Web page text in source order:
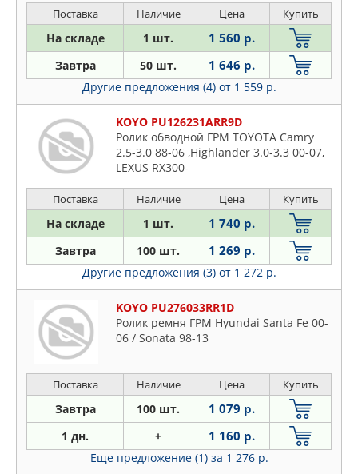
Поставка Наличие Цена Купить
На складе 1 шт. 1 560 р.
Завтра 50 шт. 1 646 р.
Другие предложения (4) от 1 559 р.
KOYO PU126231ARR9D
Ролик обводной ГРМ TOYOTA Camry
2.5-3.0 88-06 ,Highlander 3.0-3.3 00-07,
LEXUS RX300-
Поставка Наличие Цена Купить
На складе 1 шт. 1 740 р.
Завтра 100 шт. 1 269 р.
Другие предложения (3) от 1 272 р.
KOYO PU276033RR1D
Ролик ремня ГРМ Hyundai Santa Fe 00-
06 / Sonata 98-13
Поставка Наличие Цена Купить
Завтра 100 шт. 1 079 р.
1 дн. + 1 160 р.
Еще предложение (1) за 1 276 р.